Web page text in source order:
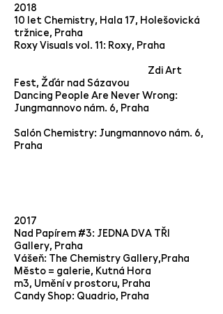
2018
10 let Chemistry, Hala 17, Holešovická
tržnice, Praha
Roxy Visuals vol. 11: Roxy, Praha
Zdi Art
Fest, Žďár nad Sázavou
Dancing People Are Never Wrong:
Jungmannovo nám. 6, Praha
Salón Chemistry: Jungmannovo nám. 6,
Praha
2017
Nad Papírem #3: JEDNA DVA TŘI
Gallery, Praha
Vášeň: The Chemistry Gallery,Praha
Město = galerie, Kutná Hora
m3, Umění v prostoru, Praha
Candy Shop: Quadrio, Praha